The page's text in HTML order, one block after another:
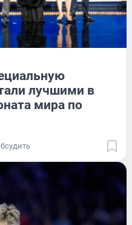
лучшими в
мира по